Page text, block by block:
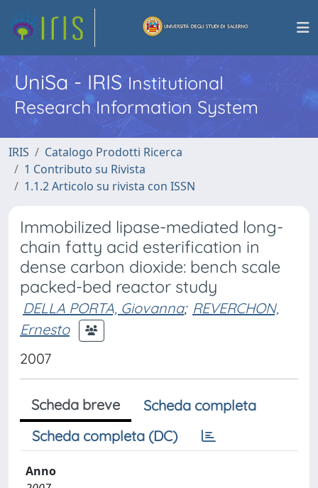
UniSa - IRISInstitutional
Research Information System
IRIS
Catalogo Prodotti Ricerca
1 Contributo su Rivista
1.1.2 Articolo su rivista con ISSN
Immobilized lipase-mediated long-
chain fatty acid esterification in
dense carbon dioxide: bench scale
packed-bed reactor study
DELLA PORTA, Giovanna; REVERCHON,
Ernesto
2007
Scheda breve
Scheda completa
Scheda completa (DC)
Anno